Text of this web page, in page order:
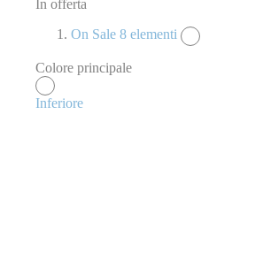
In offerta
On Sale 8 elementi
Colore principale
Inferiore